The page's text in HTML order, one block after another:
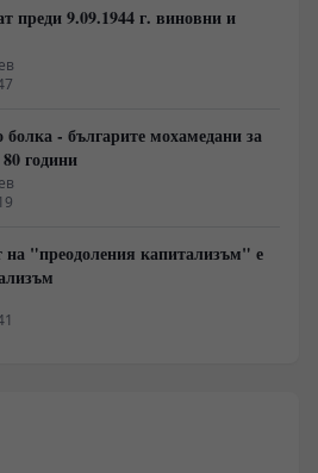
преди 9.09.1944 г. виновни и
- българите мохамедани за
години
"преодоления капитализъм" е